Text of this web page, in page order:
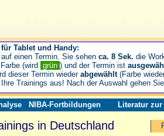
NIBA-Fortbildungen Literatur zur
in Deutschland
Tablet und Handy:
einen Termin. Sie sehen ca. 8 Sek. die
(wird grün ) und der Termin ist
dieser Termin wiederabgewählt(Farbe
Trainings aus! Nach der Auswahl gehen